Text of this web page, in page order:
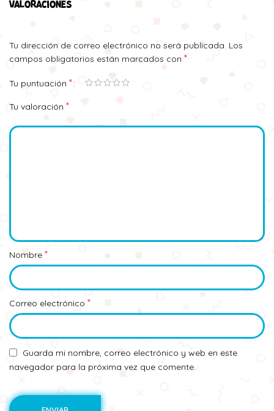
VALORACIONES
Tu dirección de correo electrónico no será publicada. Los
campos obligatorios están marcados con *
Tu puntuación *
Tu valoración *
Nombre *
Correo electrónico *
Guarda mi nombre, correo electrónico y web en este
navegador para la próxima vez que comente.